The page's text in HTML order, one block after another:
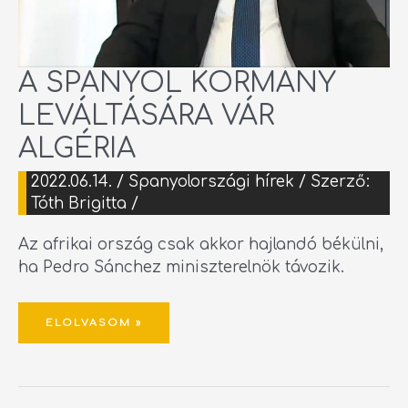
A SPANYOL KORMÁNY
LEVÁLTÁSÁRA VÁR
ALGÉRIA
2022.06.14. / Spanyolországi hírek / Szerző:
Tóth Brigitta /
Az afrikai ország csak akkor hajlandó békülni,
ha Pedro Sánchez miniszterelnök távozik.
ELOLVASOM »